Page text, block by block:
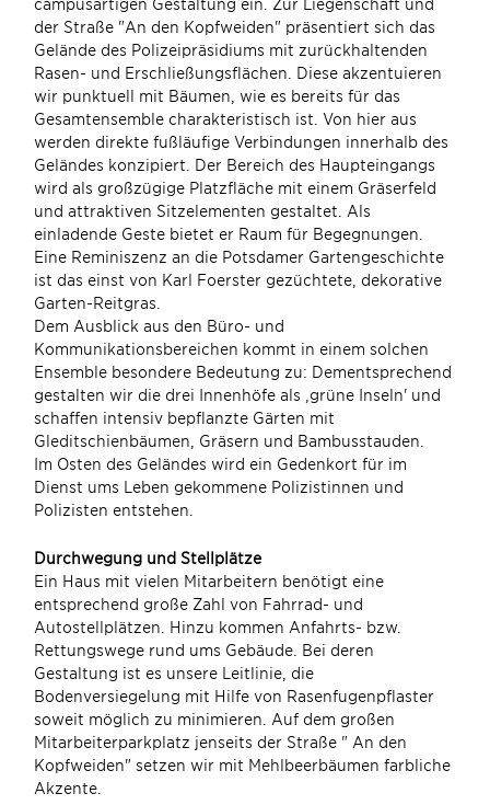
der Straße "An den Kopfweiden" präsentiert sich das
Gelände des Polizeipräsidiums mit zurückhaltenden
Rasen- und Erschließungsflächen. Diese akzentuieren
wir punktuell mit Bäumen, wie es bereits für das
Gesamtensemble charakteristisch ist. Von hier aus
werden direkte fußläufige Verbindungen innerhalb des
Geländes konzipiert. Der Bereich des Haupteingangs
wird als großzügige Platzfläche mit einem Gräserfeld
und attraktiven Sitzelementen gestaltet. Als
einladende Geste bietet er Raum für Begegnungen.
Eine Reminiszenz an die Potsdamer Gartengeschichte
ist das einst von Karl Foerster gezüchtete, dekorative
Garten-Reitgras.
Dem Ausblick aus den Büro- und
Kommunikationsbereichen kommt in einem solchen
Ensemble besondere Bedeutung zu: Dementsprechend
gestalten wir die drei Innenhöfe als ‚grüne Inseln' und
schaffen intensiv bepflanzte Gärten mit
Gleditschienbäumen, Gräsern und Bambusstauden.
Im Osten des Geländes wird ein Gedenkort für im
Dienst ums Leben gekommene Polizistinnen und
Polizisten entstehen.
Durchwegung und Stellplätze
Ein Haus mit vielen Mitarbeitern benötigt eine
entsprechend große Zahl von Fahrrad- und
Autostellplätzen. Hinzu kommen Anfahrts- bzw.
Rettungswege rund ums Gebäude. Bei deren
Gestaltung ist es unsere Leitlinie, die
Bodenversiegelung mit Hilfe von Rasenfugenpflaster
soweit möglich zu minimieren. Auf dem großen
Mitarbeiterparkplatz jenseits der Straße " An den
Kopfweiden" setzen wir mit Mehlbeerbäumen farbliche
Akzente.